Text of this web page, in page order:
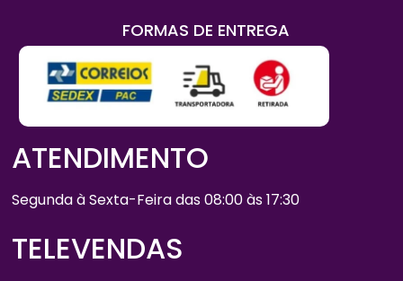
FORMAS DE ENTREGA
ATENDIMENTO
Segunda à Sexta-Feira das 08:00 às 17:30
TELEVENDAS